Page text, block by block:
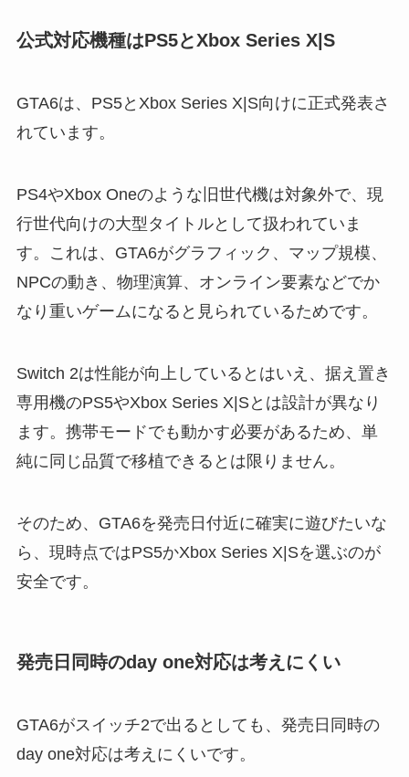
公式対応機種はPS5とXbox Series X|S
GTA6は、PS5とXbox Series X|S向けに正式発表さ
れています。
PS4やXbox Oneのような旧世代機は対象外で、現
行世代向けの大型タイトルとして扱われていま
す。これは、GTA6がグラフィック、マップ規模、
NPCの動き、物理演算、オンライン要素などでか
なり重いゲームになると見られているためです。
Switch 2は性能が向上しているとはいえ、据え置き
専用機のPS5やXbox Series X|Sとは設計が異なり
ます。携帯モードでも動かす必要があるため、単
純に同じ品質で移植できるとは限りません。
そのため、GTA6を発売日付近に確実に遊びたいな
ら、現時点ではPS5かXbox Series X|Sを選ぶのが
安全です。
発売日同時のday one対応は考えにくい
GTA6がスイッチ2で出るとしても、発売日同時の
day one対応は考えにくいです。